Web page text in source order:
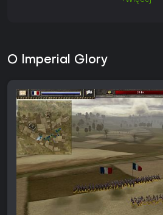
O Imperial Glory